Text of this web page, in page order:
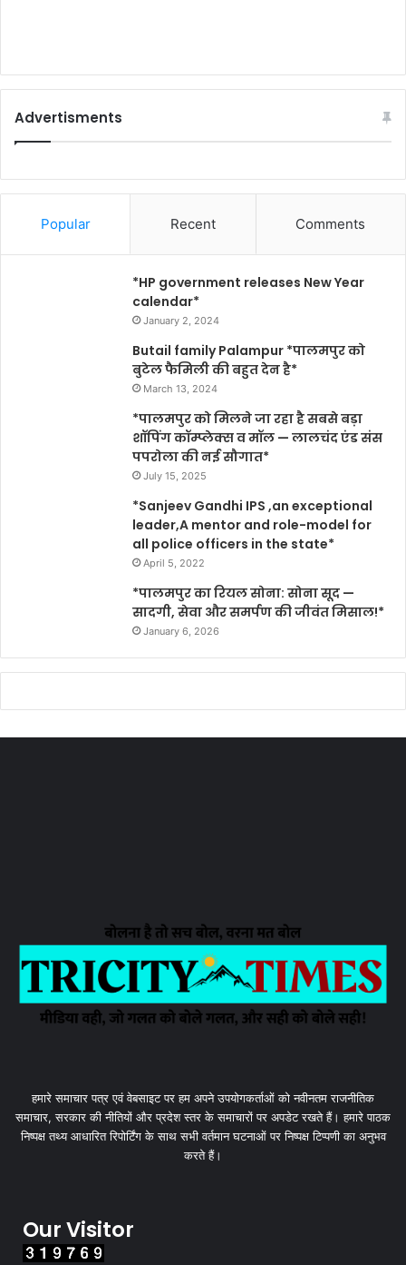
Advertisments
Popular Recent Comments
*HP government releases New Year
calendar*
January 2, 2024
Butail family Palampur *पालमपुर को
बुटेल फैमिली की बहुत देन है*
March 13, 2024
*पालमपुर को मिलने जा रहा है सबसे बड़ा
शॉपिंग कॉम्प्लेक्स व मॉल — लालचंद एंड संस
पपरोला की नई सौगात*
July 15, 2025
*Sanjeev Gandhi IPS ,an exceptional
leader,A mentor and role-model for
all police officers in the state*
April 5, 2022
*पालमपुर का रियल सोना: सोना सूद —
सादगी, सेवा और समर्पण की जीवंत मिसाल!*
January 6, 2026
हमारे समाचार पत्र एवं वेबसाइट पर हम अपने उपयोगकर्ताओं को नवीनतम राजनीतिक
समाचार, सरकार की नीतियों और प्रदेश स्तर के समाचारों पर अपडेट रखते हैं। हमारे पाठक
निष्पक्ष तथ्य आधारित रिपोर्टिंग के साथ सभी वर्तमान घटनाओं पर निष्पक्ष टिप्पणी का अनुभव
करते हैं।
Our Visitor